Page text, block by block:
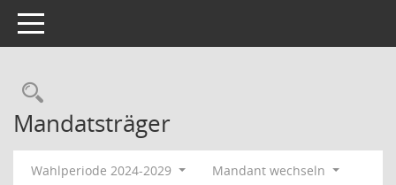
Toggle navigation
Rechercheauswahl
Mandatsträger
Wahlperiode 2024-2029 Mandant wechseln